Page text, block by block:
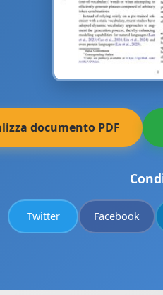
documento PDF
Twitter Facebook